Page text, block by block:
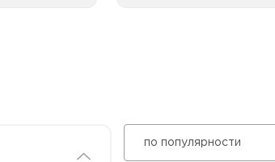
по популярности